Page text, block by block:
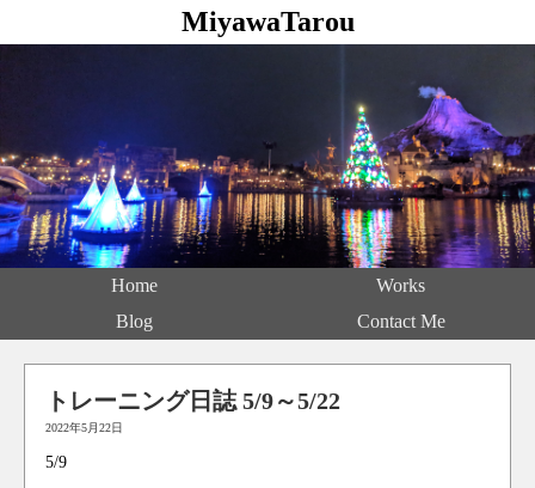
MiyawaTarou
Home
Works
Blog
Contact Me
トレーニング日誌 5/9～5/22
2022年5月22日
5/9